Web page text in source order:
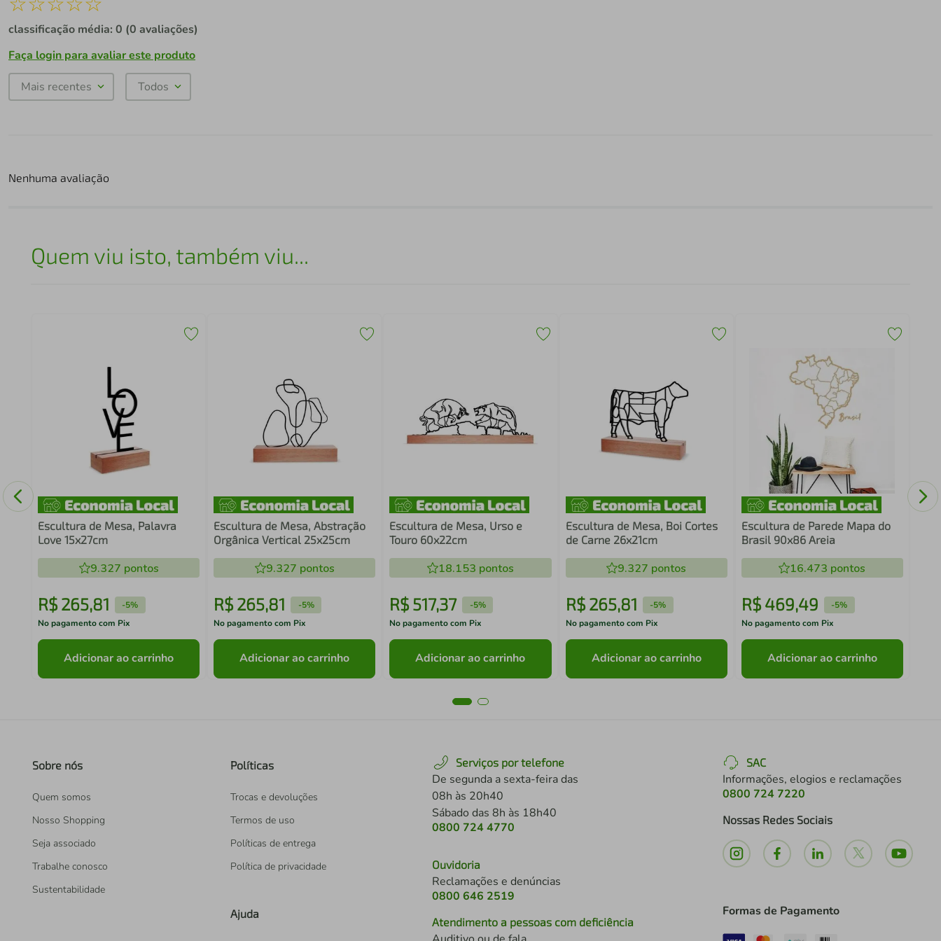
classificação média: 0 (0 avaliações)
Faça login para avaliar este produto
Mais recentes Todos
Nenhuma avaliação
Quem viu isto, também viu...
Escultura de Mesa, Palavra
Love 15x27cm
9.327 pontos
R$ 265,81 -5%
No pagamento com Pix
Adicionar ao carrinho
Escultura de Mesa, Abstração
Orgânica Vertical 25x25cm
9.327 pontos
R$ 265,81 -5%
No pagamento com Pix
Adicionar ao carrinho
Escultura de Mesa, Urso e
Touro 60x22cm
18.153 pontos
R$517,37 -5%
No pagamento com Pix
Adicionar ao carrinho
Escultura de Mesa, Boi Cortes
de Carne 26x21cm
9.327 pontos
R$ 265,81 -5%
No pagamento com Pix
Adicionar ao carrinho
Escultura de Parede Mapa do
Brasil 90x86 Areia
16.473 pontos
R$ 469,49 -5%
No pagamento com Pix
Adicionar ao carrinho
Sobre nós
Quem somos
Nosso Shopping
Seja associado
Trabalhe conosco
Sustentabilidade
Políticas
Trocas e devoluções
Termos de uso
Políticas de entrega
Política de privacidade
Ajuda
Serviços por telefone
De segunda a sexta-feira das
08h às 20h40
Sábado das 8h às 18h40
0800 724 4770
Ouvidoria
Reclamações e denúncias
0800 646 2519
Atendimento a pessoas com deficiência
SAC
Informações, elogios e reclamações
0800 724 7220
Nossas Redes Sociais
Formas de Pagamento